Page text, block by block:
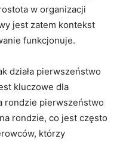
w organizacji
jest zatem kontekst
funkcjonuje.
działa pierwszeństwo
kluczowe dla
rondzie pierwszeństwo
rondzie, co jest często
którzy